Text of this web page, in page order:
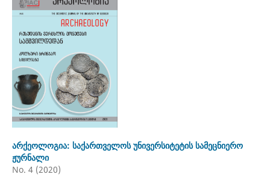
არქეოლოგია: საქართველოს უნივერსიტეტის სამეცნიერო
ჟურნალი
No. 4 (2020)